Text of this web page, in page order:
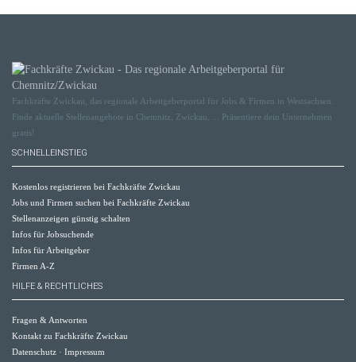
Fachkräfte Zwickau, das regionale Arbeitgeberportal für Jobs & Firmen in Westsachsen.
Finde aktuelle Stellenangebote in Chemnitz, Zwickau, ... Präsentiere dein Unternehmen
gratis!
SCHNELLEINSTIEG
Kostenlos registrieren bei Fachkräfte Zwickau
Jobs und Firmen suchen bei Fachkräfte Zwickau
Stellenanzeigen günstig schalten
Infos für Jobsuchende
Infos für Arbeitgeber
Firmen A-Z
HILFE & RECHTLICHES
Fragen & Antworten
Kontakt zu Fachkräfte Zwickau
Datenschutz · Impressum